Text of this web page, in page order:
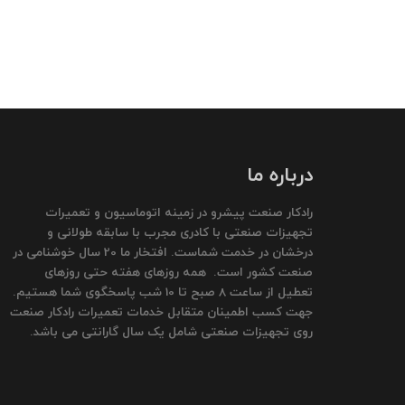
درباره ما
رادکار صنعت پیشرو در زمینه اتوماسیون و تعمیرات
تجهیزات صنعتی با کادری مجرب با سابقه طولانی و
درخشان در خدمت شماست. افتخار ما 20 سال خوشنامی در
صنعت کشور است. همه روزهای هفته حتی روزهای
تعطیل از ساعت 8 صبح تا 10 شب پاسخگوی شما هستیم.
جهت کسب اطمینان متقابل خدمات تعمیرات رادکار صنعت
روی تجهیزات صنعتی شامل یک سال گارانتی می باشد.